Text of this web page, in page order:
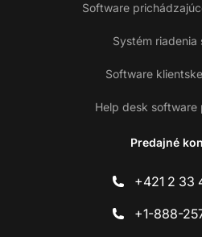
Software
Systém riadenia
Software
Help desk
Predajné
+421 2 33
+1-888-